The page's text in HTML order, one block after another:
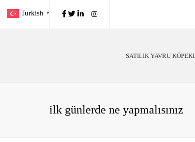
SATILIK YAVRU
Golden Retriever
ilk günlerde ne yapmalısınız
Turkish ▼